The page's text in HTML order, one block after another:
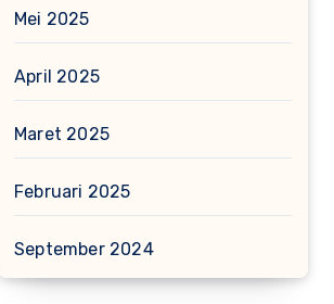
Mei 2025
April 2025
Maret 2025
Februari 2025
September 2024